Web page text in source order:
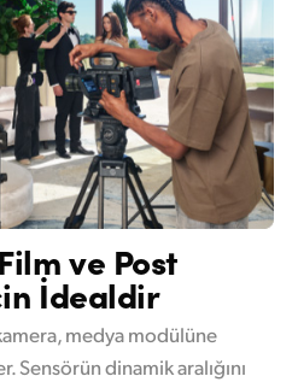
ve Post
İdealdir
medya modülüne
Sensörün dinamik aralığını